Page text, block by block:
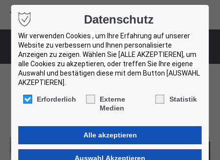
Datenschutz
Wir verwenden Cookies , um Ihre Erfahrung auf unserer
Website zu verbessern und Ihnen personalisierte
Anzeigen zu zeigen. Wählen Sie [ALLE AKZEPTIEREN], um
alle Cookies zu akzeptieren, oder treffen Sie Ihre eigene
Auswahl und bestätigen diese mit dem Button [AUSWAHL
AKZEPTIEREN].
Erforderlich
Externe
Medien
Statistik
Gebrauchtbus-Details
Volvo 9500. 7 Units!
USED BUS FINDER